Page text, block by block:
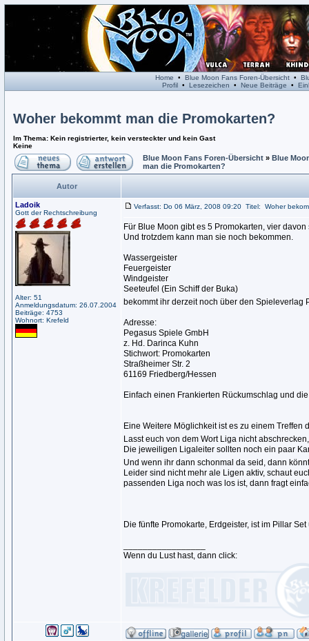
Home • Blue Moon Fans Foren-Übersicht•
Profil• Lesezeichen • Neue Beiträge •
Woher bekommt man die Promokarten?
Im Thema: Kein registrierter, kein versteckter und kein Gast
Keine
Blue Moon Fans Foren-Übersicht » Blue
man die Promokarten?
Autor
Ladoik
Gott der Rechtschreibung
Alter: 51
Anmeldungsdatum: 26.07.2004
Beiträge: 4753
Wohnort: Krefeld
Verfasst: Do 06 März, 2008 09:20 Titel: Woher
Für Blue Moon gibt es 5 Promokarten, vier
Und trotzdem kann man sie noch bekommen.
Wassergeister
Feuergeister
Windgeister
Seeteufel (Ein Schiff der Buka)
bekommt ihr derzeit noch über den
Adresse:
Pegasus Spiele GmbH
z. Hd. Darinca Kuhn
Stichwort: Promokarten
Straßheimer Str. 2
61169 Friedberg/Hessen
Einfach einen Frankierten Rückumschlag und
Eine Weitere Möglichkeit ist es zu einem
Lasst euch von dem Wort Liga nicht
Die jeweiligen Ligaleiter sollten noch ein paar
Und wenn ihr dann schonmal da seid, dann
Leider sind nicht mehr ale Ligen aktiv, schaut
passenden Liga noch was los ist, dann fragt
Die fünfte Promokarte, Erdgeister, ist im Pillar
Wenn du Lust hast, dann click: